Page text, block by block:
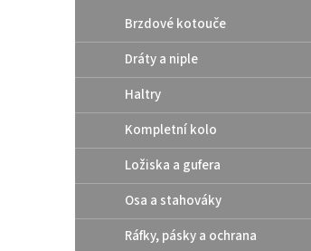
Brzdové kotouče
Dráty a niple
Haltry
Kompletní kolo
Ložiska a gufera
Osa a stahováky
Ráfky, pásky a ochrana